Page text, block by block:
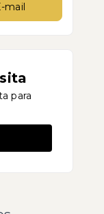
mail
para